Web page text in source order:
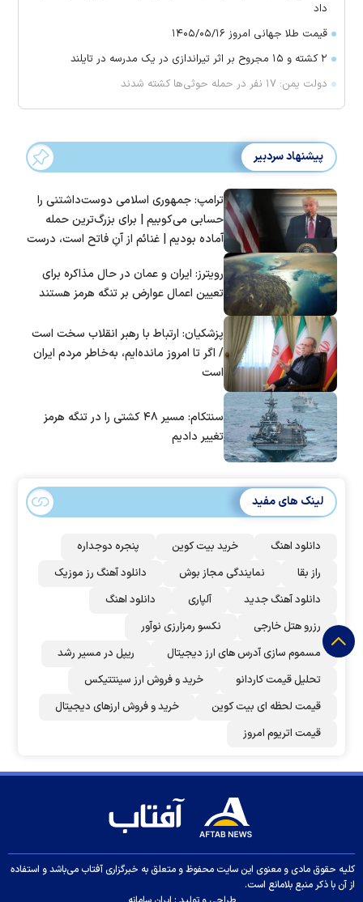
داد
قیمت طلا جهانی امروز ۱۴۰۵/۰۵/۱۶
۲ کشته و ۱۵ مجروح بر اثر تیراندازی در یک مدرسه در تایلند
دولت یمن: ۱۷ نفر در حمله حوثی‌ها کشته شدند
پیشنهاد سردبیر
ترامپ: جمهوری اسلامی دوست‌داشتنی را
حسابی می‌کوبیم | برای بزرگ‌ترین حمله
آماده بودیم | غنائم از آنِ فاتح است، درست
رویترز: ایران و عمان در حال مذاکره برای
تعیین اعمال عوارض بر تنگه هرمز هستند
پزشکیان: ارتباط با رهبر انقلاب سخت است
/ اگر تا امروز مانده‌ایم، به‌خاطر مردم ایران
است
سنتکام: مسیر ۴۸ کشتی را در تنگه هرمز
تغییر دادیم
لینک های مفید
دانلود اهنگ خرید بیت کوین
پنجره دوجداره
راز بقا
نمایندگی مجاز بوش
دانلود آهنگ رز‌ موزیک
دانلود آهنگ جدید
آلپاری
دانلود اهنگ
رزرو هتل خارجی
نکسو رمزارزی نوآور
مسموم سازی آدرس های ارز دیجیتال
ریپل در مسیر رشد
تحلیل قیمت کاردانو
خرید و فروش ارز سینتتیکس
قیمت لحظه ای بیت کوین
خرید و فروش ارزهای دیجیتال
قیمت اتریوم امروز
کلیه حقوق مادی و معنوی این سایت محفوظ و متعلق به خبرگزاری آفتاب می‌باشد و استفاده
از آن با ذکر منبع بلامانع است.